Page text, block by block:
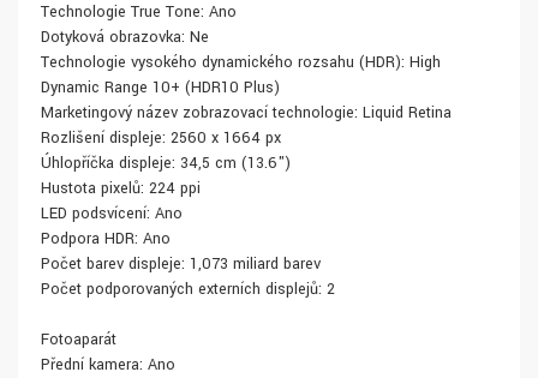
Technologie True Tone: Ano
Dotyková obrazovka: Ne
Technologie vysokého dynamického rozsahu (HDR): High
Dynamic Range 10+ (HDR10 Plus)
Marketingový název zobrazovací technologie: Liquid Retina
Rozlišení displeje: 2560 x 1664 px
Úhlopříčka displeje: 34,5 cm (13.6")
Hustota pixelů: 224 ppi
LED podsvícení: Ano
Podpora HDR: Ano
Počet barev displeje: 1,073 miliard barev
Počet podporovaných externích displejů: 2
Fotoaparát
Přední kamera: Ano